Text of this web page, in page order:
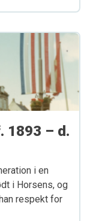
1893 – d.
i en
i Horsens, og
respekt for